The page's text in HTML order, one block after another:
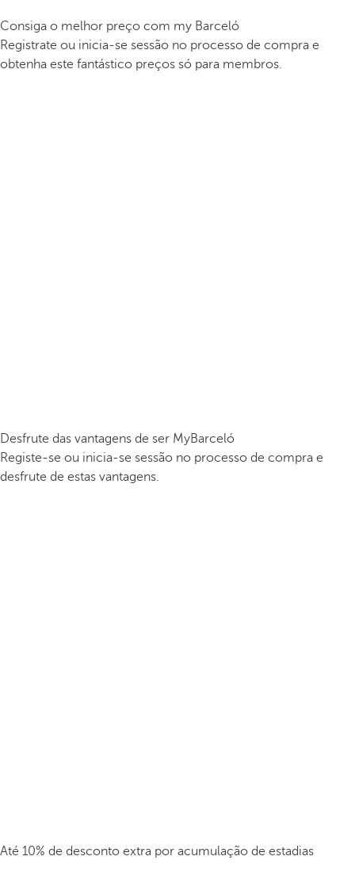
Consiga o melhor preço com my Barceló
Registrate ou inicia-se sessão no processo de compra e
obtenha este fantástico preços só para membros.
Desfrute das vantagens de ser MyBarceló
Registe-se ou inicia-se sessão no processo de compra e
desfrute de estas vantagens.
Até 10% de desconto extra por acumulação de estadias